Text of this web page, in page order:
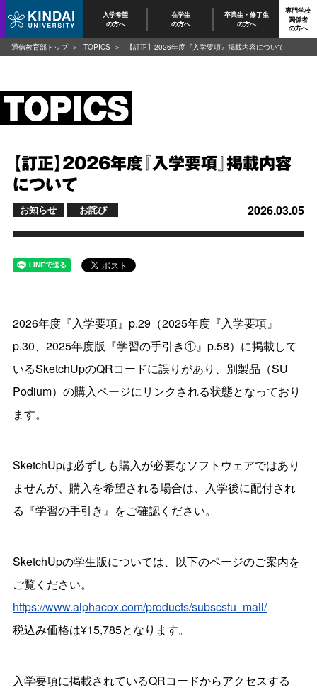
入学希望
の方へ
在学生
の方へ
卒業生・修了生
の方へ
専門学校
関係者
の方へ
【訂正】2026年度『入学要項』掲載内容
について
2026.03.05
お知らせ お詫び
2026年度『入学要項』p.29（2025年度『入学要項』
p.30、2025年度版『学習の手引き①』p.58）に掲載して
いるSketchUpのQRコードに誤りがあり、別製品（SU
Podium）の購入ページにリンクされる状態となっており
ます。
SketchUpは必ずしも購入が必要なソフトウェアではあり
ませんが、購入を希望される場合は、入学後に配付され
る『学習の手引き』をご確認ください。
SketchUpの学生版については、以下のページのご案内を
ご覧ください。
https://www.alphacox.com/products/subscstu_mail/
税込み価格は¥15,785となります。
入学要項に掲載されているQRコードからアクセスする
通信教育部トップ TOPICS 【訂正】2026年度『入学要項』掲載内容について